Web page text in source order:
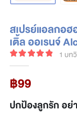
สเปรย์แอลกอ
เติ้ล ออเรนจ์
5.00
1 บท
฿99
ปกป้องลูกรัก อย่